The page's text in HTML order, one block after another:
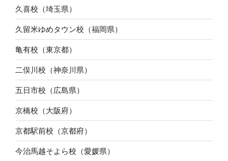
久喜校（埼玉県）
久留米ゆめタウン校（福岡県）
亀有校（東京都）
二俣川校（神奈川県）
五日市校（広島県）
京橋校（大阪府）
京都駅前校（京都府）
今治馬越そよら校（愛媛県）